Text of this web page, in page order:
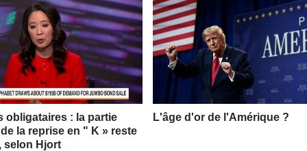
obligataires : la partie
la reprise en " K » reste
selon Hjort
L'âge d'or de l'Amérique ?